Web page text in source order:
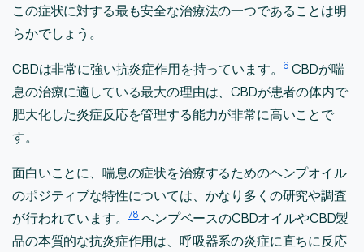
この症状に対する最も安全な治療法の一つであることは明
らかでしょう。
CBDは非常に強い抗炎症作用を持っています。6CBDが喘
息の治療に適している最大の理由は、CBDが患者の体内で
肥大化した炎症反応を管理する能力が非常に高いことで
す。
面白いことに、喘息の症状を治療するためのヘンプオイル
のポジティブな特性については、かなり多くの研究や調査
が行われています。78ヘンプベースのCBDオイルやCBD製
品の本質的な抗炎症作用は、呼吸器系の炎症に直ちに反応